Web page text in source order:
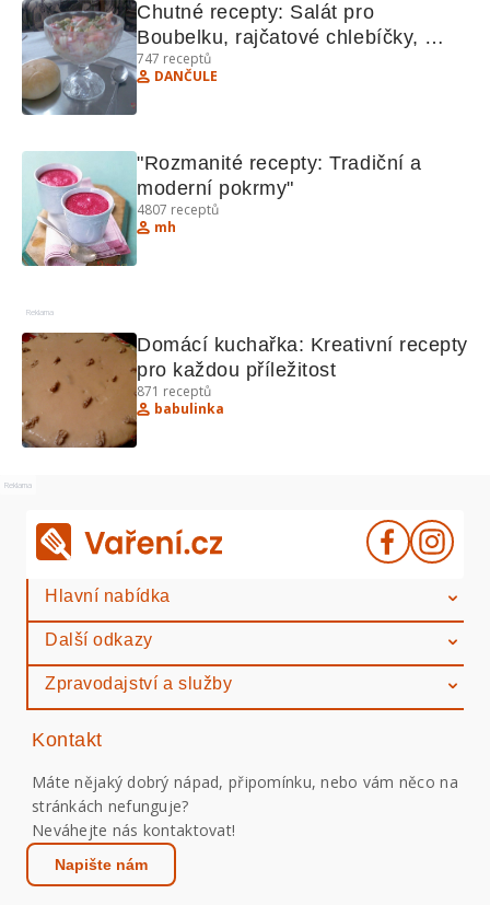
Chutné recepty: Salát pro
Boubelku, rajčatové chlebíčky,
perníčky, chlebový dort, Eskymo
řezy.
747 receptů
DANČULE
"Rozmanité recepty: Tradiční a
moderní pokrmy"
4807 receptů
mh
Reklama
Domácí kuchařka: Kreativní recepty
pro každou příležitost
871 receptů
babulinka
Reklama
Hlavní nabídka
Další odkazy
Zpravodajství a služby
Kontakt
Máte nějaký dobrý nápad, připomínku, nebo vám něco na
stránkách nefunguje?
Neváhejte nás kontaktovat!
Napište nám